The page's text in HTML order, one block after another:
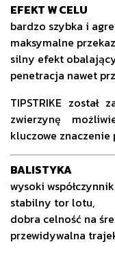
EFEKT W CELU
bardzo szybka i
maksymalne
silny efekt
penetracja nawet
TIPSTRIKE został
zwierzynę
kluczowe
BALISTYKA
wysoki
stabilny tor lotu,
dobra celność na
przewidywalna